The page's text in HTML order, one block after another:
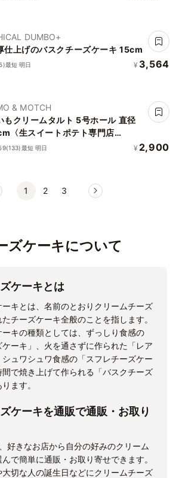
DUMBO+
仕上げのバスクチーズケーキ 15cm
最短 明日 ¥ 3,564
& MOTCH
もクリームタルト 5号ホール 直径
〈生スイートポテト専門店
〉
(133)最短 明日 ¥ 2,900
1 2 3
ズケーキについて
ケーキとは
キとは、名前のとおりクリームチーズ
チーズケーキ全般のことを指します。
キの種類としては、ずっしり食感の
ケーキ」、火を通さずに作られた「レア
ュワシュワ食感の「スフレチーズケー
で焼き上げて作られる「バスクチーズ
ます。
ケーキを通販で通販・お取り
好きなお店から自分の好みのクリーム
で簡単に通販・お取り寄せできます。
大切な人の誕生日などにクリームチーズ